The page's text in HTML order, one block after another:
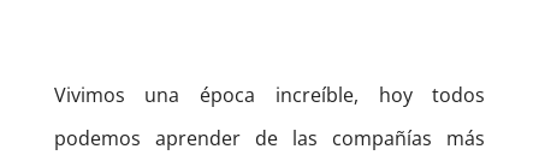
Vivimos una época increíble, hoy todos
podemos aprender de las compañías más